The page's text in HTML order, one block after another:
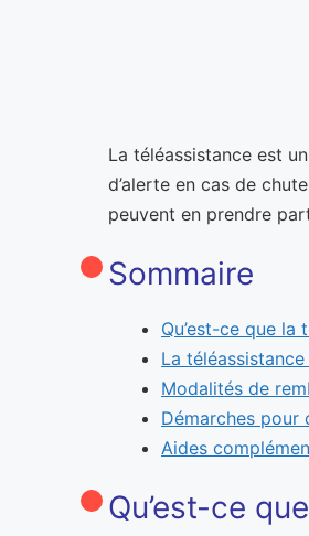
La téléassistance est
d’alerte en cas de
peuvent en prendre
Sommaire
Qu’est-ce que la
La
Modalités de
Démarches pour
Aides
Qu’est-ce